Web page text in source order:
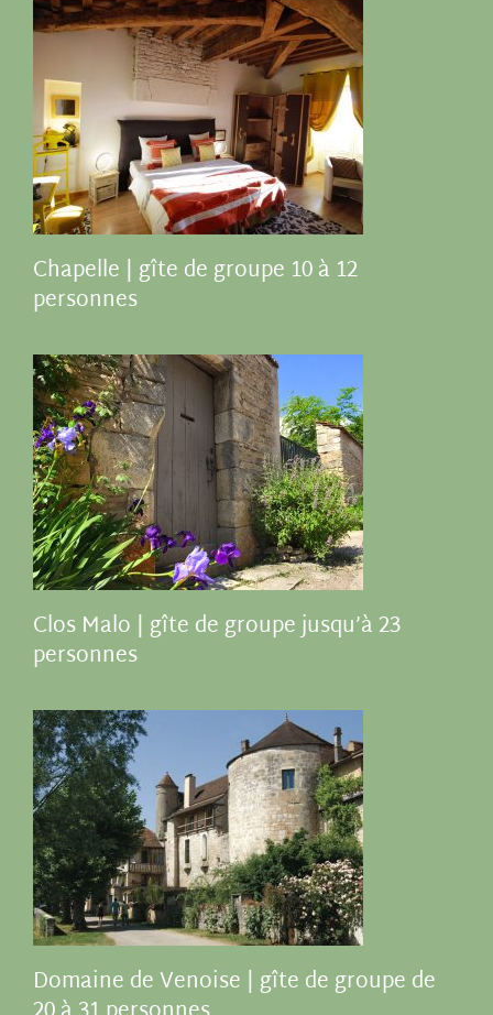
Chapelle | gîte de groupe 10 à 12
personnes
Clos Malo | gîte de groupe jusqu’à 23
personnes
Domaine de Venoise | gîte de groupe de